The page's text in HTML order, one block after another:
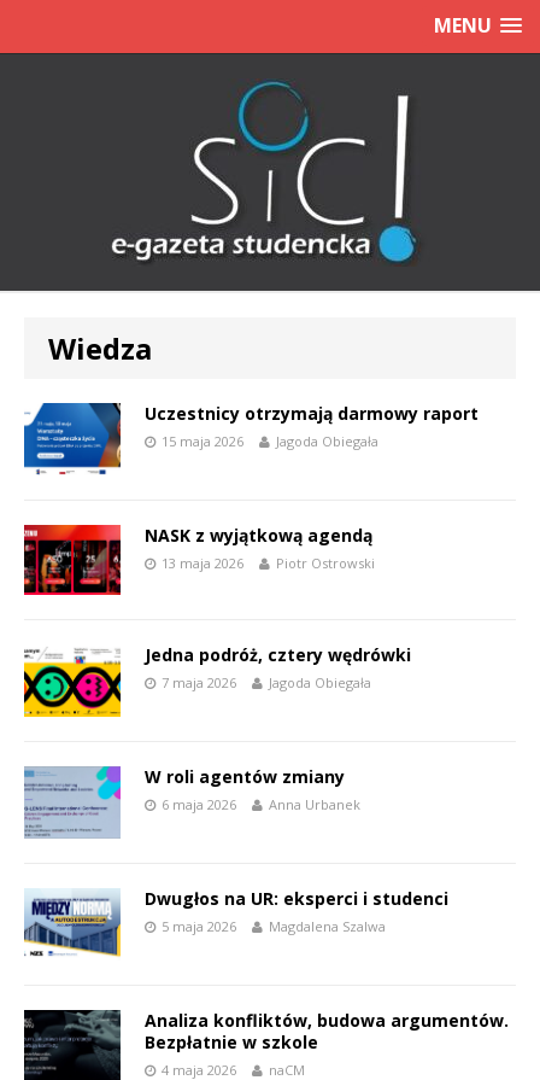
MENU
Wiedza
Uczestnicy otrzymają darmowy raport
15 maja 2026 Jagoda Obiegała
NASK z wyjątkową agendą
13 maja 2026 Piotr Ostrowski
Jedna podróż, cztery wędrówki
7 maja 2026 Jagoda Obiegała
W roli agentów zmiany
6 maja 2026 Anna Urbanek
Dwugłos na UR: eksperci i studenci
5 maja 2026 Magdalena Szalwa
Analiza konfliktów, budowa argumentów.
Bezpłatnie w szkole
4 maja 2026 naCM